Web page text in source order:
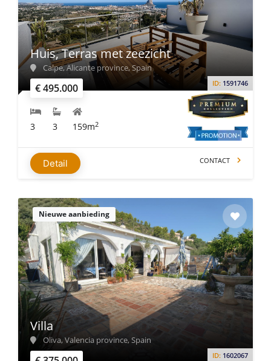
€ 495.000 ID: 1591746
Huis, Terras met zeezicht
Calpe, Alicante province, Spain
3 3 159m2
Detail CONTACT
Nieuwe aanbieding
ID: 1602067
Villa
Oliva, Valencia province, Spain